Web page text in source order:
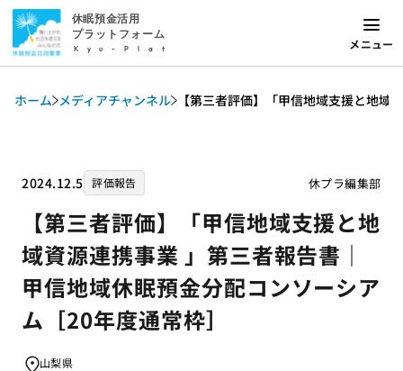
休眠預金活用
プラットフォーム
Kyu-Plat メニュー
ホーム メディアチャンネル 【第三者評価】「甲信地域支援と地
2024.12.5 評価報告 休プラ編集部
【第三者評価】「甲信地域支援と地
域資源連携事業 」第三者報告書｜
甲信地域休眠預金分配コンソーシア
ム［20年度通常枠］
山梨県